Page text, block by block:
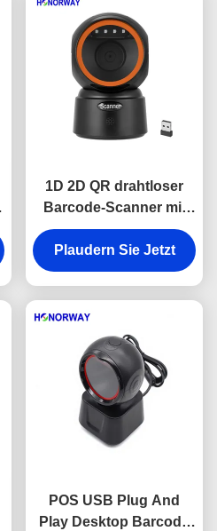
1D 2D QR drahtloser
Barcode-Scanner mit
Offline-Speicher
Plaudern Sie Jetzt
POS USB Plug And
Play Desktop Barcode